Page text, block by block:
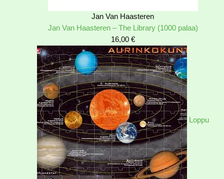
Jan Van Haasteren
Jan Van Haasteren – The Library (1000 palaa)
16,00 €
Loppu